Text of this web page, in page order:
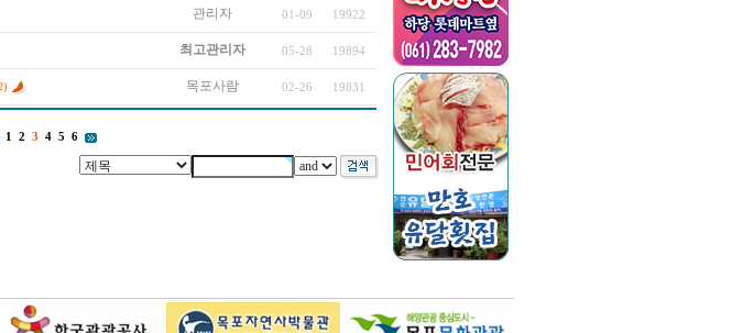
관리자 01-09 19922
최고관리자 05-28 19894
목포사람 02-26 19831
1 2 3 4 5 6